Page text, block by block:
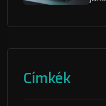
Címkék